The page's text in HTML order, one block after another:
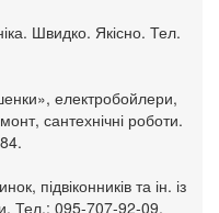
Швидко. Якісно. Тел.
електробойлери,
сантехнічні роботи.
підвіконників та ін. із
Тел.: 095-707-92-09,